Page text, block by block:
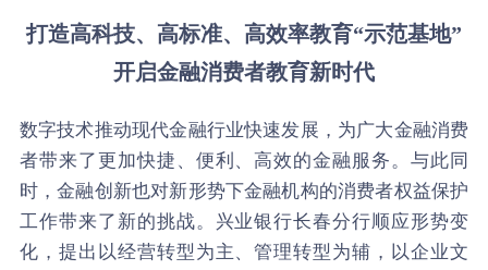
打造高科技、高标准、高效率教育“示范基地”
开启金融消费者教育新时代
数字技术推动现代金融行业快速发展，为广大金融消费
者带来了更加快捷、便利、高效的金融服务。与此同
时，金融创新也对新形势下金融机构的消费者权益保护
工作带来了新的挑战。兴业银行长春分行顺应形势变
化，提出以经营转型为主、管理转型为辅，以企业文